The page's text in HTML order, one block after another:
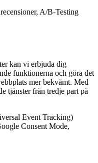
A/B-Testing
kan vi erbjuda dig
funktionerna och göra det
mer bekvämt. Med
tjänster från tredje part på
Event Tracking)
Consent Mode,